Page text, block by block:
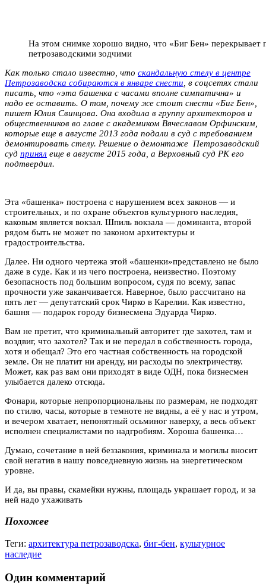
На этом снимке хорошо видно, что «Биг Бен» перекрывает
петрозаводскими зодчими
Как только стало известно, что скандальную стелу в центре
Петрозаводска собираются в январе снести , в соцсетях стали
писать, что «эта башенка с часами вполне симпатична» и
надо ее оставить. О том, почему же стоит снести «Биг Бен»,
пишет Юлия Свинцова. Она входила в группу архитекторов и
общественников во главе с академиком Вячеславом Орфинским,
которые еще в августе 2013 года подали в суд с требованием
демонтировать стелу. Решение о демонтаже Петрозаводский
суд принял еще в августе 2015 года, а Верховный суд РК его
подтвердил.
Эта «башенка» построена с нарушением всех законов — и
строительных, и по охране объектов культурного наследия,
каковым является вокзал. Шпиль вокзала — доминанта, второй
рядом быть не может по законом архитектуры и
градостроительства.
Далее. Ни одного чертежа этой «башенки»представлено не было
даже в суде. Как и из чего построена, неизвестно. Поэтому
безопасность под большим вопросом, судя по всему, запас
прочности уже заканчивается. Наверное, было рассчитано на
пять лет — депутатский срок Чирко в Карелии. Как известно,
башня — подарок городу бизнесмена Эдуарда Чирко.
Вам не претит, что криминальный авторитет где захотел, там и
воздвиг, что захотел? Так и не передал в собственность города,
хотя и обещал? Это его частная собственность на городской
земле. Он не платит ни аренду, ни расходы по электричеству.
Может, как раз вам они приходят в виде ОДН, пока бизнесмен
улыбается далеко отсюда.
Фонари, которые непропорциональны по размерам, не подходят
по стилю, часы, которые в темноте не видны, а её у нас и утром,
и вечером хватает, непонятный осьминог наверху, а весь объект
исполнен специалистами по надгробиям. Хороша башенка…
Думаю, сочетание в ней беззакония, криминала и могилы вносит
свой негатив в нашу повседневную жизнь на энергетическом
уровне.
И да, вы правы, скамейки нужны, площадь украшает город, и за
ней надо ухаживать
Похожее
Теги: архитектура петрозаводска, биг-бен, культурное
наследие
Один комментарий